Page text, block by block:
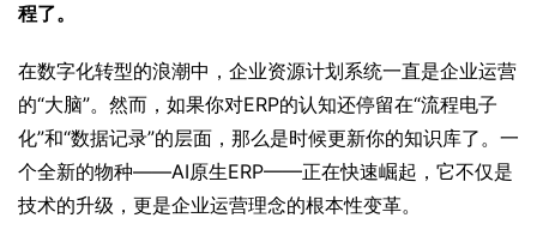
程了。
在数字化转型的浪潮中，企业资源计划系统一直是企业运营
的“大脑”。然而，如果你对ERP的认知还停留在“流程电子
化”和“数据记录”的层面，那么是时候更新你的知识库了。一
个全新的物种——AI原生ERP——正在快速崛起，它不仅是
技术的升级，更是企业运营理念的根本性变革。